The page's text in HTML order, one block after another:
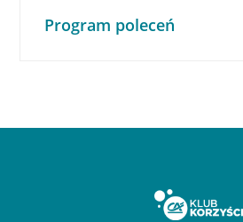
Program poleceń